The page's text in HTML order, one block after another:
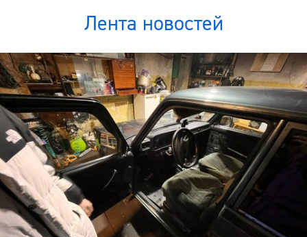
Лента новостей